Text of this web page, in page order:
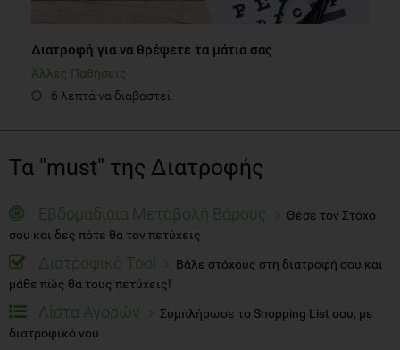
Διατροφή για να θρέψετε τα μάτια σας
Άλλες Παθήσεις
6 λεπτά να διαβαστεί
Τα "must" της Διατροφής
Εβδομαδίαια Μεταβολή Βάρους
Θέσε τον Στόχο
σου και δες πότε θα τον πετύχεις
Διατροφικό Tool
Βάλε στόχους στη διατροφή σου και
μάθε πώς θα τους πετύχεις!
Λίστα Αγορών
Συμπλήρωσε το Shopping List σου, με
διατροφικό νου